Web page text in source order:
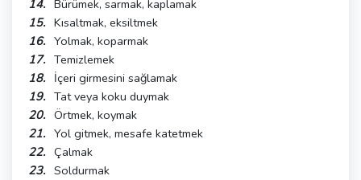
Bürümek, sarmak, kaplamak
Kısaltmak, eksiltmek
Yolmak, koparmak
Temizlemek
İçeri girmesini sağlamak
Tat veya koku duymak
Örtmek, koymak
Yol gitmek, mesafe katetmek
Çalmak
Soldurmak